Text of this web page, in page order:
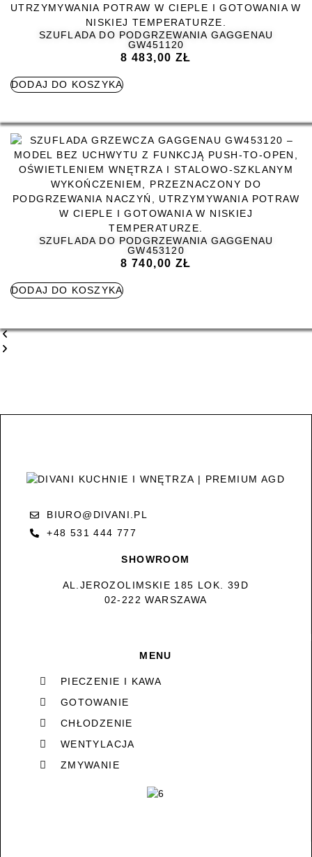
SZUFLADA DO PODGRZEWANIA GAGGENAU
GW451120
8 483,00 ZŁ
DODAJ DO KOSZYKA
SZUFLADA DO PODGRZEWANIA GAGGENAU
GW453120
8 740,00 ZŁ
DODAJ DO KOSZYKA
BIURO@DIVANI.PL
+48 531 444 777
SHOWROOM
AL.JEROZOLIMSKIE 185 LOK. 39D
02-222 WARSZAWA
MENU
PIECZENIE I KAWA
GOTOWANIE
CHŁODZENIE
WENTYLACJA
ZMYWANIE